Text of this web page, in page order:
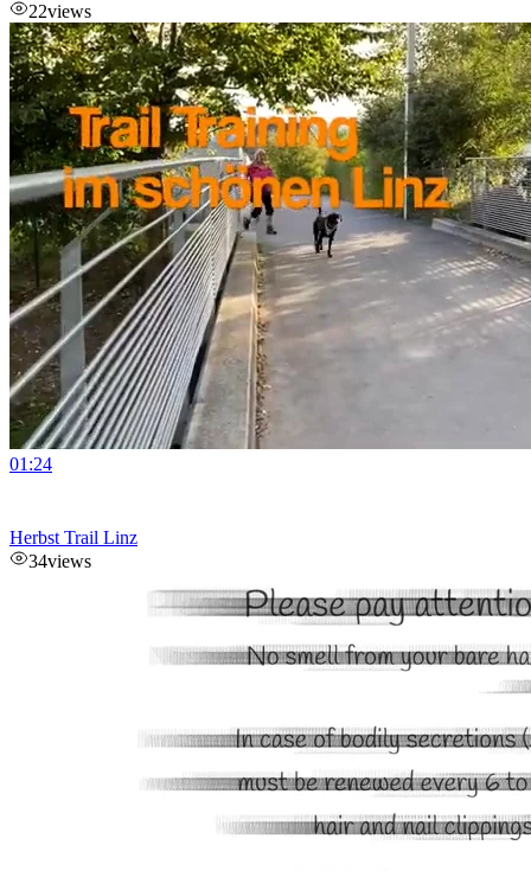
22views
01:24
Herbst Trail Linz
34views